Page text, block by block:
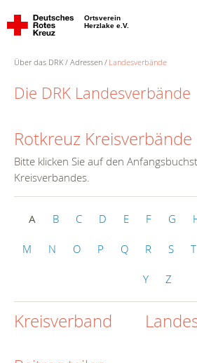
Ortsverein
Herzlake e.V.
Über das DRK Adressen Landesverbände
Die DRK Landesverbände
Rotkreuz Kreisverbände
Bitte klicken Sie auf den
Kreisverbandes.
A B C D E F G
M N O P Q R S T
Y Z
Kreisverband